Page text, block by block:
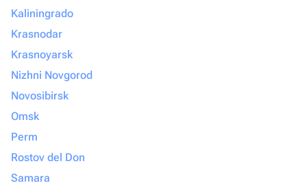
Kaliningrado
Krasnodar
Krasnoyarsk
Nizhni Novgorod
Novosibirsk
Omsk
Perm
Rostov del Don
Samara